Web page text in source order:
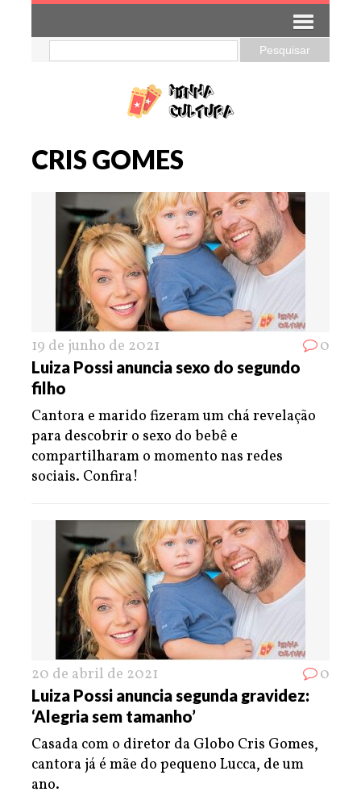
CRIS GOMES
19 de junho de 2021 0
Luiza Possi anuncia sexo do segundo
filho
Cantora e marido fizeram um chá revelação
para descobrir o sexo do bebê e
compartilharam o momento nas redes
sociais. Confira!
20 de abril de 2021 0
Luiza Possi anuncia segunda gravidez:
‘Alegria sem tamanho’
Casada com o diretor da Globo Cris Gomes,
cantora já é mãe do pequeno Lucca, de um
ano.